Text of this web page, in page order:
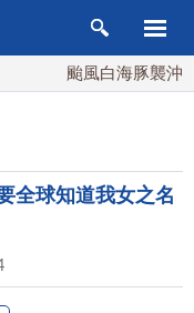
颱風白海豚襲沖
全球知道我女之名